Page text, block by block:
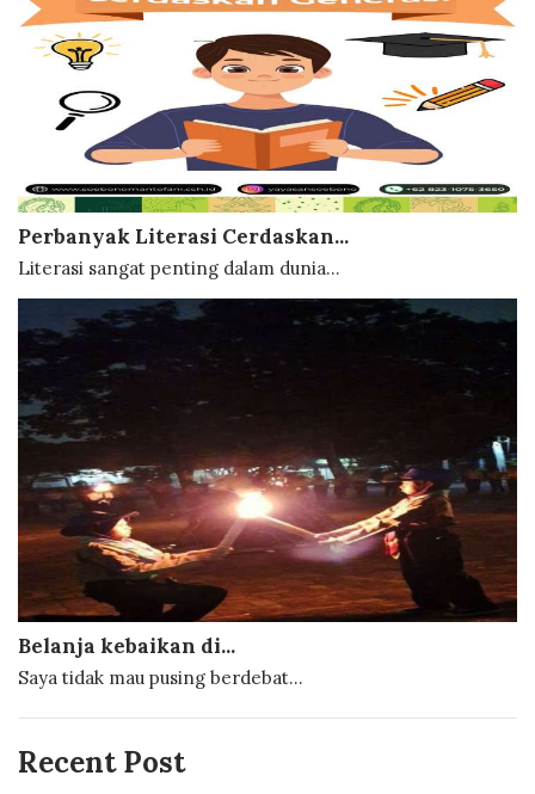
Perbanyak Literasi Cerdaskan...
Literasi sangat penting dalam dunia...
Belanja kebaikan di...
Saya tidak mau pusing berdebat...
Recent Post